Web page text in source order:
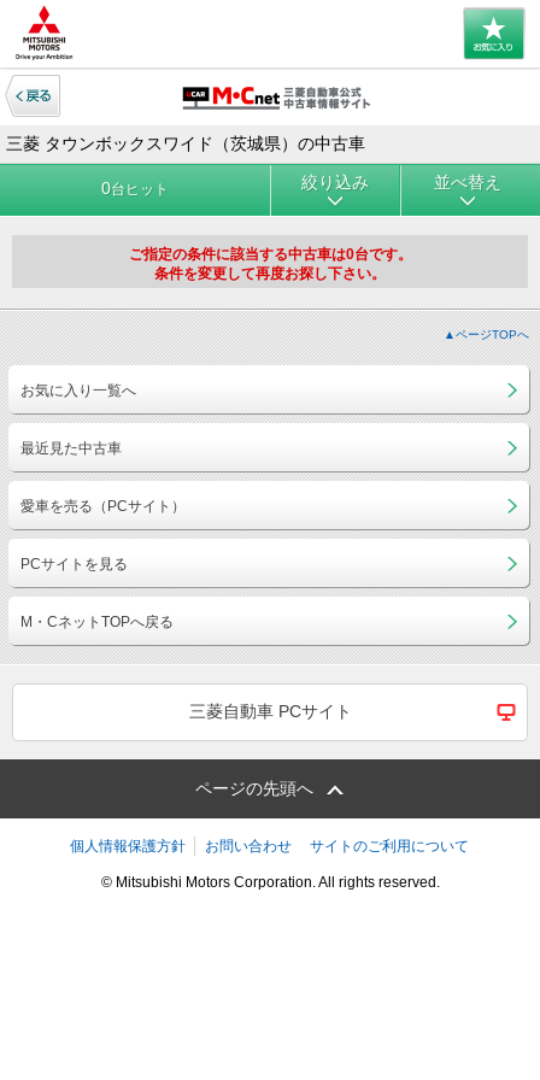
三菱 タウンボックスワイド（茨城県）の中古車
0台ヒット 絞り込み 並べ替え
ご指定の条件に該当する中古車は0台です。
条件を変更して再度お探し下さい。
▲ページTOPへ
お気に入り一覧へ
最近見た中古車
愛車を売る（PCサイト）
PCサイトを見る
M・CネットTOPへ戻る
三菱自動車 PCサイト
ページの先頭へ
個人情報保護方針 お問い合わせ サイトのご利用について
© Mitsubishi Motors Corporation. All rights reserved.